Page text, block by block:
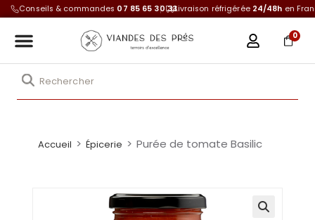
Conseils & commandes 07 85 65 30 33Livraison réfrigérée 24/48h en
0
Accueil > Épicerie > Purée de tomate Basilic